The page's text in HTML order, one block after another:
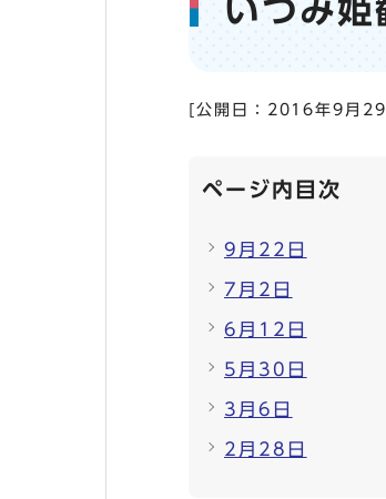
いづみ
[公開日： 2016年9月29
ページ内目次
9月22日
7月2日
6月12日
5月30日
3月6日
2月28日